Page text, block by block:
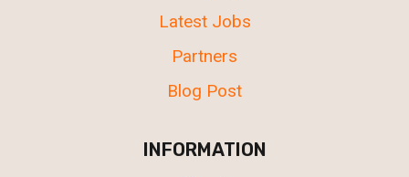
Latest Jobs
Partners
Blog Post
INFORMATION